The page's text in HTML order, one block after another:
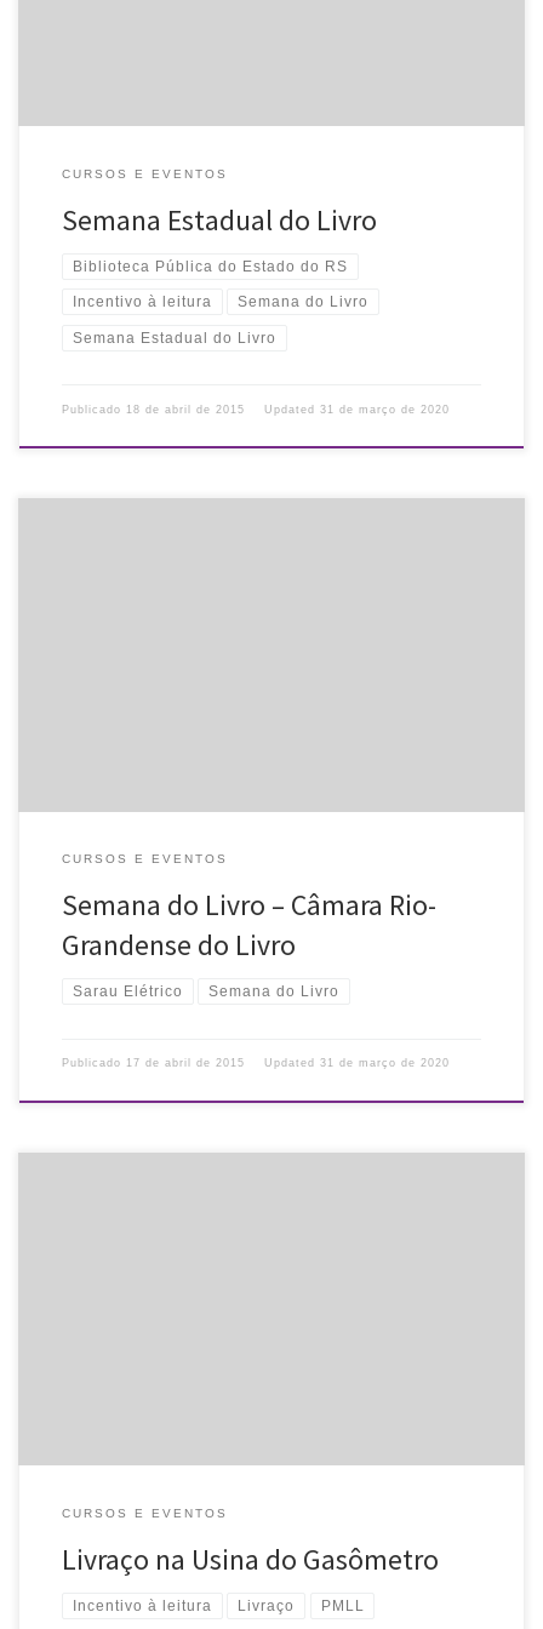
CURSOS E EVENTOS
Semana Estadual do Livro
Biblioteca Pública do Estado do RS
Incentivo à leitura Semana do Livro
Semana Estadual do Livro
Publicado 18 de abril de 2015 Updated 31 de março de 2020
CURSOS E EVENTOS
Semana do Livro – Câmara Rio-
Grandense do Livro
Sarau Elétrico Semana do Livro
Publicado 17 de abril de 2015 Updated 31 de março de 2020
CURSOS E EVENTOS
Livraço na Usina do Gasômetro
Incentivo à leitura Livraço PMLL